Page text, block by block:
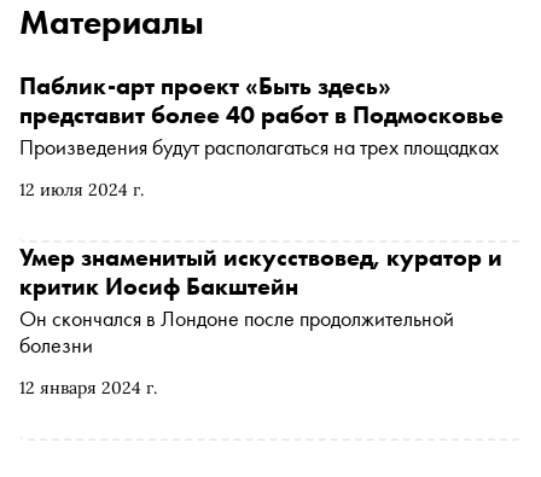
Материалы
12 июля 2024 г.
Паблик-арт проект «Быть здесь»
представит более 40 работ в Подмосковье
Произведения будут располагаться на трех площадках
12 января 2024 г.
Умер знаменитый искусствовед, куратор и
критик Иосиф Бакштейн
Он скончался в Лондоне после продолжительной
болезни